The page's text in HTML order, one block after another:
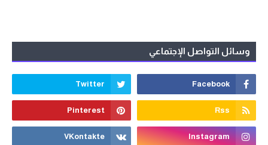
وسائل التواصل الإجتماعي